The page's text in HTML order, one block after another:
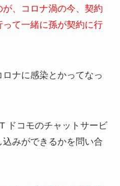
、コロナ渦の今、契約
て一緒に孫が契約に行
ナに感染とかってなっ
ドコモのチャットサービ
みができるかを問い合